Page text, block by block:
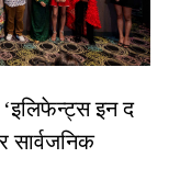
‘इलिफेन्ट्स इन द
सार्वजनिक